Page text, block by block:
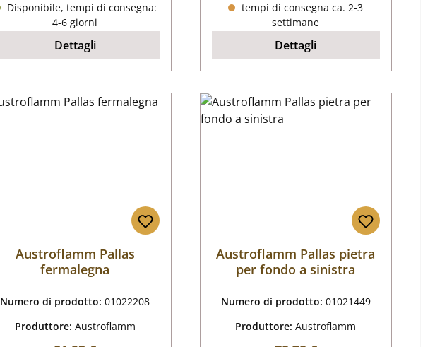
Disponibile, tempi di consegna:
4-6 giorni
Dettagli
tempi di consegna ca. 2-3
settimane
Dettagli
Austroflamm Pallas
fermalegna
Numero di prodotto:01022208
Produttore: Austroflamm
Austroflamm Pallas pietra
per fondo a sinistra
Numero di prodotto: 01021449
Produttore:Austroflamm